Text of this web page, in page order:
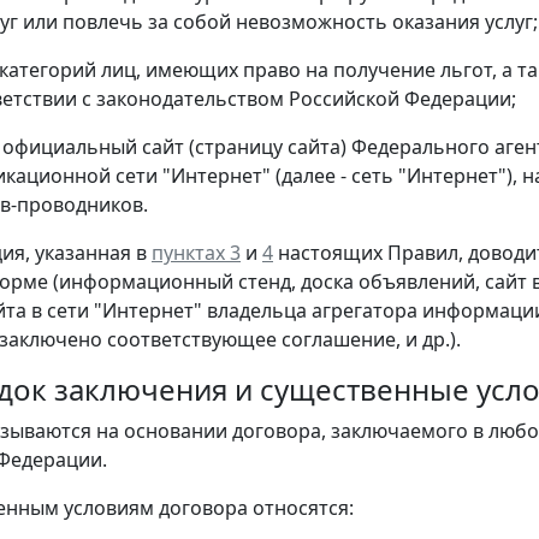
или повлечь за собой невозможность оказания услуг;
лиц, имеющих право на получение льгот, а
с законодательством Российской Федерации;
сайт (страницу сайта) Федерального
сети "Интернет" (далее - сеть
проводников.
указанная в пунктах 3 и 4 настоящих Правил,
(информационный стенд, доска объявлений, сайт
в сети "Интернет" владельца агрегатора
соответствующее соглашение, и др.).
заключения и существенные
на основании договора, заключаемого в
условиям договора относятся: